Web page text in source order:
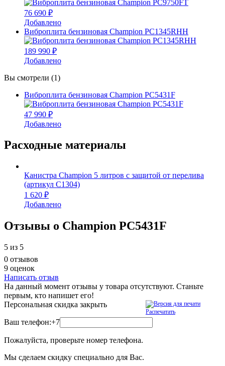
76 690 ₽
Добавлено
Виброплита бензиновая Champion PC1345RHH
189 990 ₽
Добавлено
Вы смотрели (1)
Виброплита бензиновая Champion PC5431F
47 990 ₽
Добавлено
Расходные материалы
Канистра Champion 5 литров с защитой от перелива
(артикул C1304)
1 620 ₽
Добавлено
Отзывы о Champion PC5431F
5 из 5
0 отзывов
9 оценок
Написать отзыв
На данный момент отзывы у товара отсутствуют. Станьте
первым, кто напишет его!
Распечатать
Персональная скидка закрыть
Ваш телефон:+7
Пожалуйста, проверьте номер телефона.
Мы сделаем скидку специально для Вас.